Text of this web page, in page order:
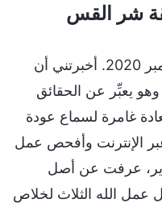
قابلت أختًا عبر الإنترنت في سبتمبر 2020. أخبرتني أن
وهو يعبِّر عن الحقائق
غامرة لسماع عودة
الإنترنت وأفحص عمل
عرفت عن أصل
عمل الله الثلاث لخلاص